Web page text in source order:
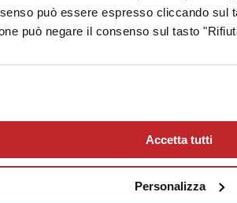
può essere espresso cliccando sul
può negare il consenso sul tasto
Accetta tutti
Personalizza